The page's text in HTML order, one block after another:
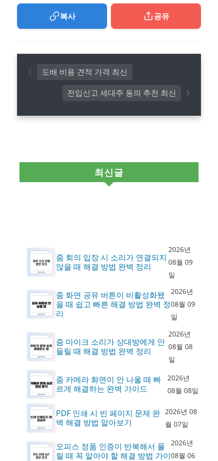
복사 공유
전입신고 세대주 동의 추천 최신
도배 비용 견적 가격 최신
최신글
줌 회의 입장 시 소리가 연결되지
않을 때 해결 방법 완벽 정리
2026년
08월 09
일
줌 화면 공유 버튼이 비활성화됐
을 때 쉽고 빠른 해결 방법 완벽 정
리
2026년
08월 09
일
줌 마이크 소리가 상대방에게 안
들릴 때 해결 방법 완벽 정리
2026년
08월 08
일
줌 카메라 화면이 안 나올 때 빠
르게 해결하는 완벽 가이드
2026년
08월 08일
PDF 인쇄 시 빈 페이지 문제 완
벽 해결 방법 알아보기
2026년 08
월 07일
오피스 정품 인증이 반복해서 풀
릴 때 꼭 알아야 할 해결 방법 가이
2026년
08월 06